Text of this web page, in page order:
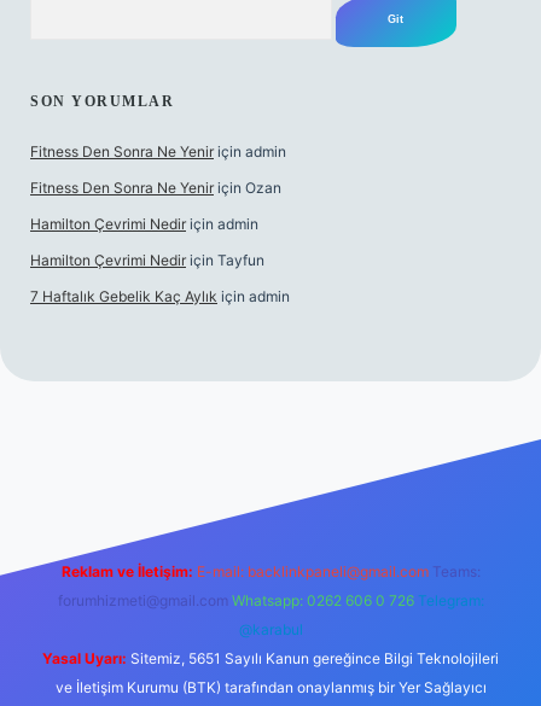
SON YORUMLAR
Fitness Den Sonra Ne Yenir için admin
Fitness Den Sonra Ne Yenir için Ozan
Hamilton Çevrimi Nedir için admin
Hamilton Çevrimi Nedir için Tayfun
7 Haftalık Gebelik Kaç Aylık için admin
Reklam ve İletişim: E-mail: backlinkpaneli@gmail.com Teams:
forumhizmeti@gmail.com Whatsapp: 0262 606 0 726 Telegram:
@karabul
Yasal Uyarı: Sitemiz, 5651 Sayılı Kanun gereğince Bilgi Teknolojileri
ve İletişim Kurumu (BTK) tarafından onaylanmış bir Yer Sağlayıcı